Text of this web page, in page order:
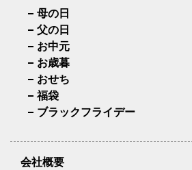
母の日
父の日
お中元
お歳暮
おせち
福袋
ブラックフライデー
会社概要